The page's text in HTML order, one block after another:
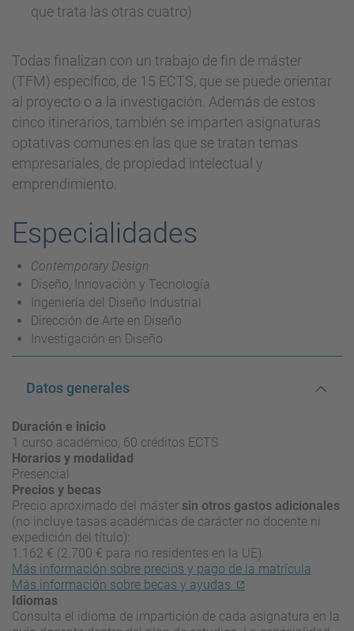
que trata las otras cuatro)
Todas finalizan con un trabajo de fin de máster
(TFM) específico, de 15 ECTS, que se puede orientar
al proyecto o a la investigación. Además de estos
cinco itinerarios, también se imparten asignaturas
optativas comunes en las que se tratan temas
empresariales, de propiedad intelectual y
emprendimiento.
Especialidades
Contemporary Design
Diseño, Innovación y Tecnología
Ingeniería del Diseño Industrial
Dirección de Arte en Diseño
Investigación en Diseño
Datos generales
Duración e inicio
1 curso académico, 60 créditos ECTS
Horarios y modalidad
Presencial
Precios y becas
Precio aproximado del máster sin otros gastos adicionales
(no incluye tasas académicas de carácter no docente ni
expedición del título):
1.162 € (2.700 € para no residentes en la UE).
Más información sobre precios y pago de la matrícula
Más información sobre becas y ayudas
Idiomas
Consulta el idioma de impartición de cada asignatura en la